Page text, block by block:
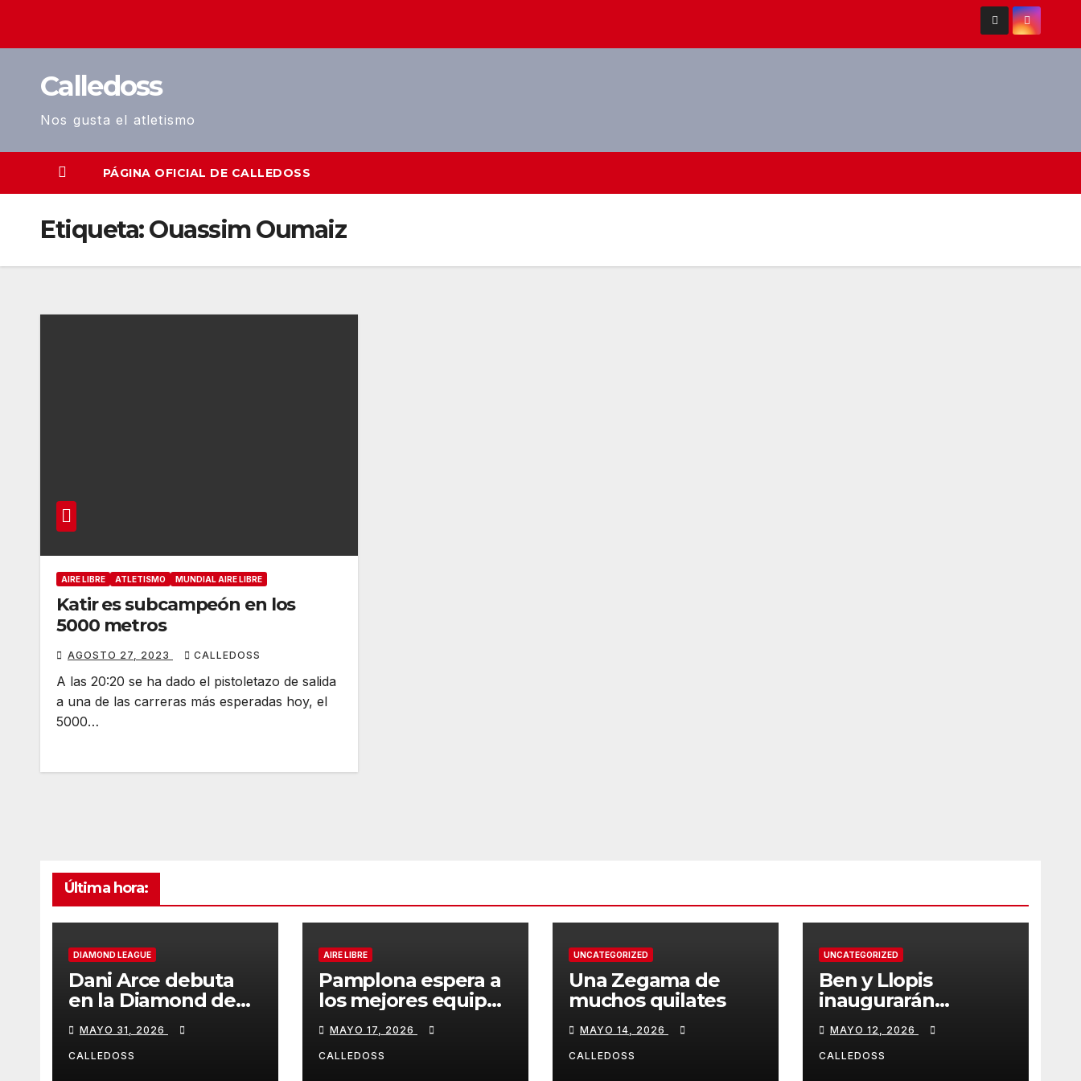
Calledoss
Nos gusta el atletismo
PÁGINA OFICIAL DE CALLEDOSS
Etiqueta:Ouassim Oumaiz
AIRE LIBRE ATLETISMO MUNDIAL AIRE LIBRE
Katir es subcampeón en los
5000 metros
AGOSTO 27, 2023 CALLEDOSS
A las 20:20 se ha dado el pistoletazo de salida
a una de las carreras más esperadas hoy, el
5000…
Última hora:
DIAMOND LEAGUE
Dani Arce debuta
en la Diamond de
Rabat
MAYO 31, 2026
CALLEDOSS
AIRE LIBRE
Pamplona espera a
los mejores equipos
de la Liga Joma e
Iberdrola
MAYO 17, 2026
CALLEDOSS
UNCATEGORIZED
Una Zegama de
muchos quilates
MAYO 14, 2026
CALLEDOSS
UNCATEGORIZED
Ben y Llopis
inaugurarán
temporada de
Diamond
MAYO 12, 2026
CALLEDOSS